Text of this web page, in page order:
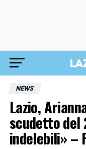
NEWS
Lazio,
scudetto del
indelebili» –